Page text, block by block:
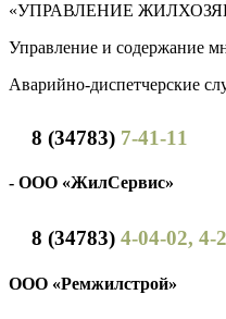
«УПРАВЛЕНИЕ
Управление и содержание
Аварийно-диспетчерские
8 (34783) 7-41-11
- ООО «ЖилСервис»
8 (34783) 4-04-02, 4-
ООО «Ремжилстрой»